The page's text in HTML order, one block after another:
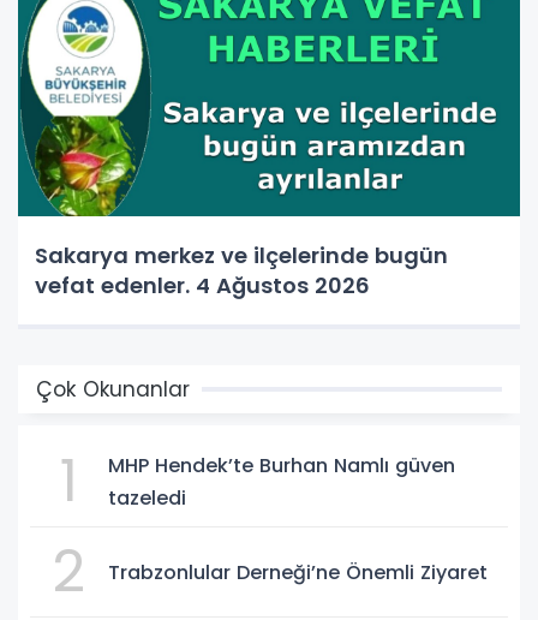
Sakarya merkez ve ilçelerinde bugün
vefat edenler. 4 Ağustos 2026
Çok Okunanlar
1
MHP Hendek’te Burhan Namlı güven
tazeledi
2 Trabzonlular Derneği’ne Önemli Ziyaret